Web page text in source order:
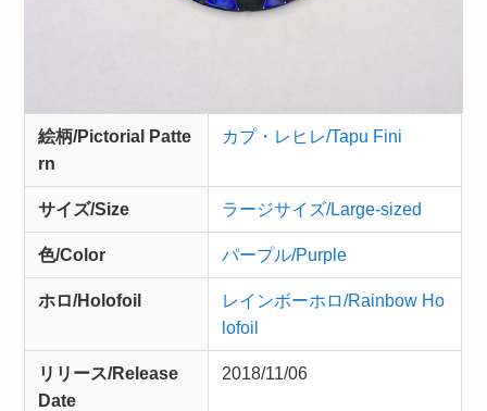
絵柄/Pictorial Patte
rn
カプ・レヒレ/Tapu Fini
サイズ/Size ラージサイズ/Large-sized
色/Color パープル/Purple
ホロ/Holofoil
レインボーホロ/Rainbow Ho
lofoil
リリース/Release
Date
2018/11/06